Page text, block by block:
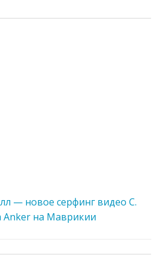
— новое серфинг видео С.
Anker на Маврикии